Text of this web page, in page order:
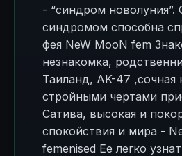
- “синдром
синдромом способна
фея NeW MooN fem
незнакомка,
Таиланд, AK-47 ,сочная
стройными чертами
Сатива, высокая и
спокойствия и мира -
femenised Ее легко